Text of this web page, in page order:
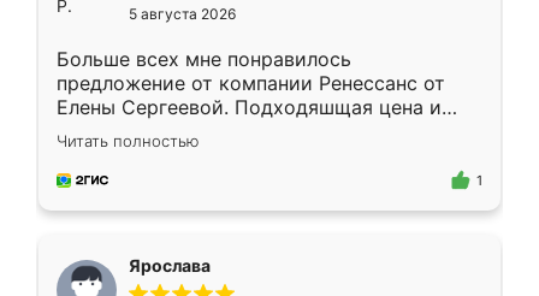
5 августа 2026
Больше всех мне понравилось
предложение от компании Ренессанс от
Елены Сергеевой. Подходяшщая цена и
короткие сроки изготовления. Приехавший
для замера сотрудник Владислав
предложил по моему эскизу самый
Читать полностью
1
Ярослава